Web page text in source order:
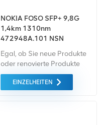
NOKIA FOSO SFP+ 9,8G
1,4km 1310nm
472948A.101 NSN
Modul NEU
Egal, ob Sie neue Produkte
oder renovierte Produkte
benötigen, wir kümmern uns
um alles Garantie als
Green-Market-Geräte der
EINZELHEITEN